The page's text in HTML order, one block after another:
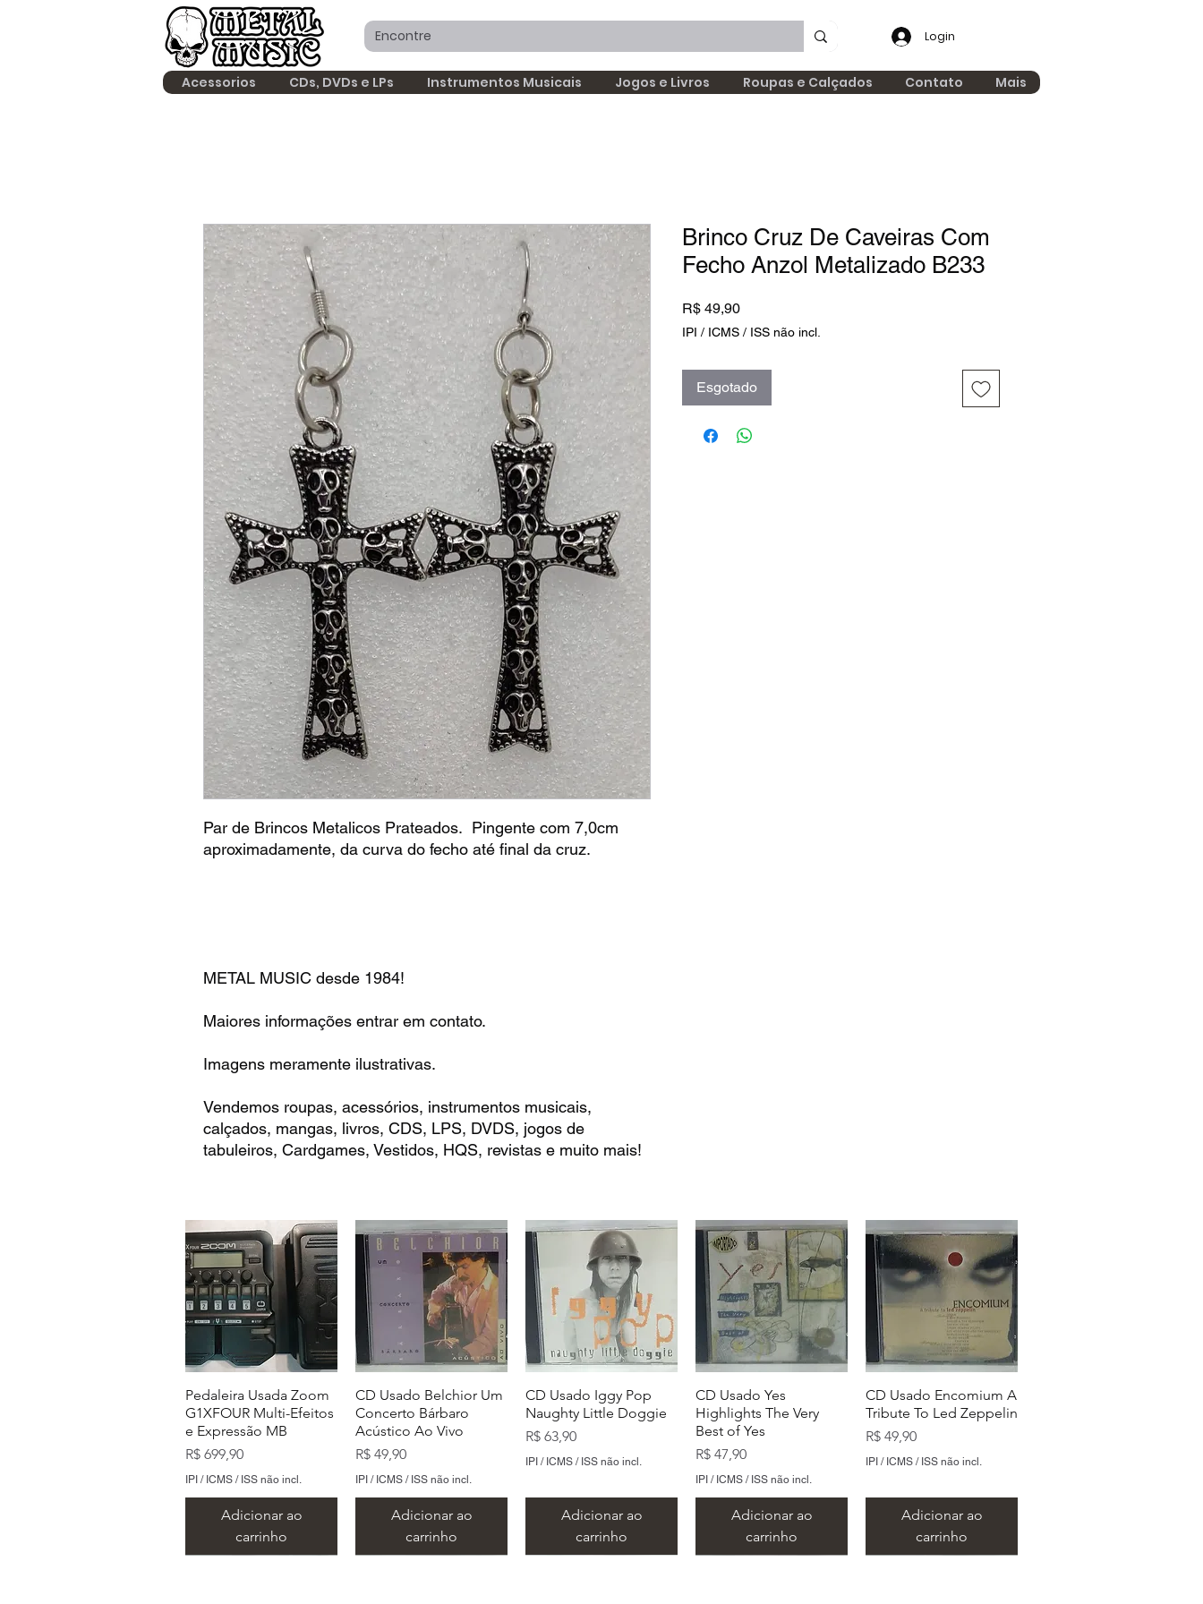
Login
Acessorios CDs, DVDs e LPs Instrumentos Musicais Jogos e Livros Roupas e Calçados Contato Mais
Par de Brincos Metalicos Prateados. Pingente com 7,0cm
aproximadamente, da curva do fecho até final da cruz.
METAL MUSIC desde 1984!
Maiores informações entrar em contato.
Imagens meramente ilustrativas.
Vendemos roupas, acessórios, instrumentos musicais,
calçados, mangas, livros, CDS, LPS, DVDS, jogos de
tabuleiros, Cardgames, Vestidos, HQS, revistas e muito mais!
Brinco Cruz De Caveiras Com
Fecho Anzol Metalizado B233
R$ 49,90Preço
IPI / ICMS / ISS não incl.
Esgotado
Pedaleira Usada Zoom
G1XFOUR Multi-Efeitos
e Expressão MB
Preço
R$ 699,90
IPI / ICMS / ISS não incl.
Adicionar ao
carrinho
CD Usado Belchior Um
Concerto Bárbaro
Acústico Ao Vivo
Preço
R$ 49,90
IPI / ICMS / ISS não incl.
Adicionar ao
carrinho
CD Usado Iggy Pop
Naughty Little Doggie
Preço
R$ 63,90
IPI / ICMS / ISS não incl.
Adicionar ao
carrinho
CD Usado Yes
Highlights The Very
Best of Yes
Preço
R$ 47,90
IPI / ICMS / ISS não incl.
Adicionar ao
carrinho
CD Usado Encomium A
Tribute To Led Zeppelin
Preço
R$ 49,90
IPI / ICMS / ISS não incl.
Adicionar ao
carrinho